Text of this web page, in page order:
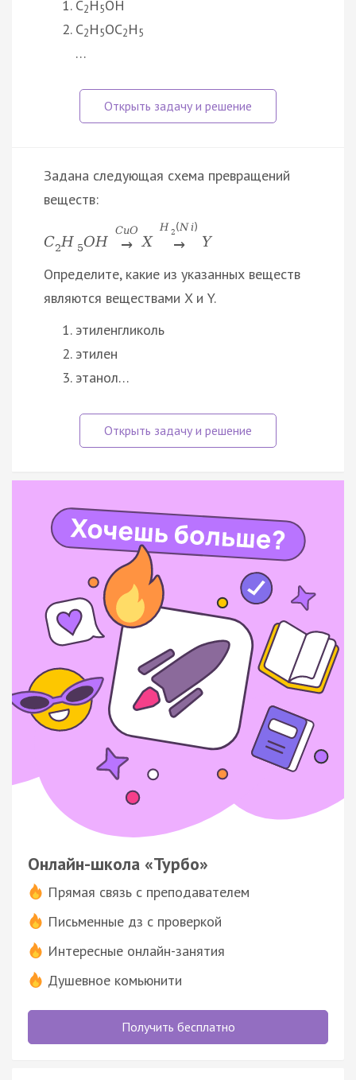
С2H5OH
C2H5OC2H5
…
Задана следующая схема превращений
веществ:
C2H 5OH
CuO
→ X
H 2 (Ni)
→ Y
Определите, какие из указанных веществ
являются веществами X и Y.
этиленгликоль
этилен
этанол…
Онлайн-школа «Турбо»
Прямая связь с преподавателем
Письменные дз с проверкой
Интересные онлайн-занятия
Душевное комьюнити
Получить бесплатно